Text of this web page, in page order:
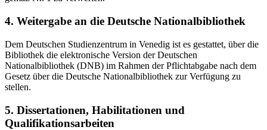
4. Weitergabe an die Deutsche Nationalbibliothek
Dem Deutschen Studienzentrum in Venedig ist es gestattet, über die
Bibliothek die elektronische Version der Deutschen
Nationalbibliothek (DNB) im Rahmen der Pflichtabgabe nach dem
Gesetz über die Deutsche Nationalbibliothek zur Verfügung zu
stellen.
5. Dissertationen, Habilitationen und
Qualifikationsarbeiten